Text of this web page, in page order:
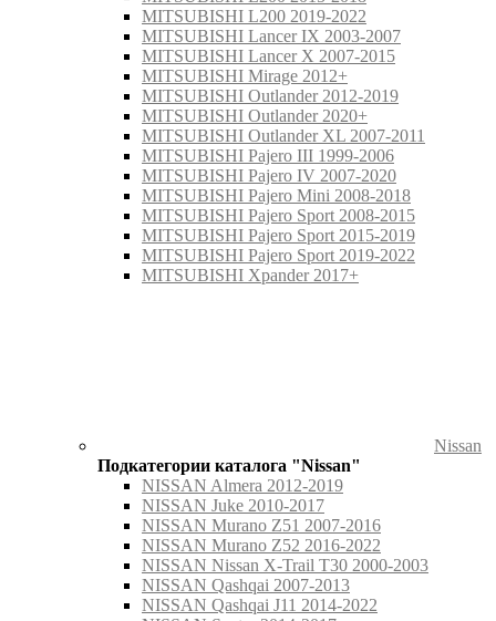
MITSUBISHI L200 2019-2022
MITSUBISHI Lancer IX 2003-2007
MITSUBISHI Lancer X 2007-2015
MITSUBISHI Mirage 2012+
MITSUBISHI Outlander 2012-2019
MITSUBISHI Outlander 2020+
MITSUBISHI Outlander XL 2007-2011
MITSUBISHI Pajero III 1999-2006
MITSUBISHI Pajero IV 2007-2020
MITSUBISHI Pajero Mini 2008-2018
MITSUBISHI Pajero Sport 2008-2015
MITSUBISHI Pajero Sport 2015-2019
MITSUBISHI Pajero Sport 2019-2022
MITSUBISHI Xpander 2017+
Nissan
Подкатегории каталога "Nissan"
NISSAN Almera 2012-2019
NISSAN Juke 2010-2017
NISSAN Murano Z51 2007-2016
NISSAN Murano Z52 2016-2022
NISSAN Nissan X-Trail T30 2000-2003
NISSAN Qashqai 2007-2013
NISSAN Qashqai J11 2014-2022